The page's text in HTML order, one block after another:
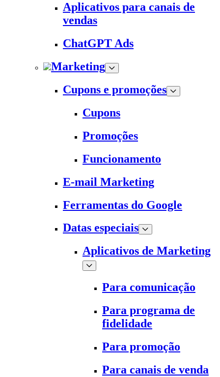
Aplicativos para canais de
vendas
ChatGPT Ads
Marketing
Cupons e promoções
Cupons
Promoções
Funcionamento
E-mail Marketing
Ferramentas do Google
Datas especiais
Aplicativos de Marketing
Para comunicação
Para programa de
fidelidade
Para promoção
Para canais de venda